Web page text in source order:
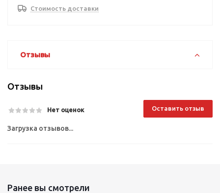
Стоимость доставки
Отзывы
Отзывы
Нет оценок Оставить отзыв
Загрузка отзывов...
Ранее вы смотрели